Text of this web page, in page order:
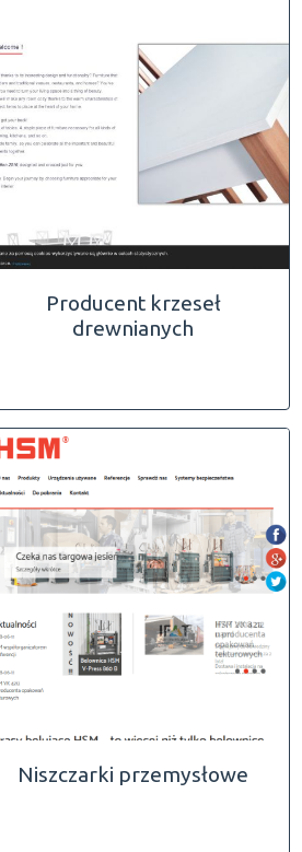
Producent krzeseł
drewnianych
Niszczarki przemysłowe